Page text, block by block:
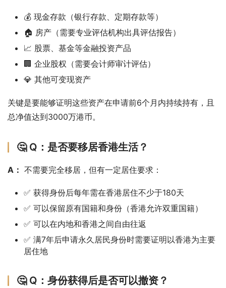
💰 现金存款（银行存款、定期存款等）
🏠 房产（需要专业评估机构出具评估报告）
📈 股票、基金等金融投资产品
🏢 企业股权（需要会计师审计评估）
💎 其他可变现资产
关键是要能够证明这些资产在申请前6个月内持续持有，且
总净值达到3000万港币。
🤔 Q：是否要移居香港生活？
A： 不需要完全移居，但有一定居住要求：
✅ 获得身份后每年需在香港居住不少于180天
✅ 可以保留原有国籍和身份（香港允许双重国籍）
✅ 可以在内地和香港之间自由往返
✅ 满7年后申请永久居民身份时需要证明以香港为主要
居住地
🤔 Q：身份获得后是否可以撤资？